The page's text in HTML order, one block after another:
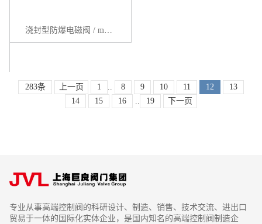
浇封型防爆电磁阀 / mb IICT4系列
283条 上一页 1 .. 8 9 10 11 12
13
14
15 16 .. 19 下一页
专业从事高端控制阀的科研设计、制造、销售、技术交流、进出口
贸易于一体的国际化实体企业，是国内知名的高端控制阀制造企